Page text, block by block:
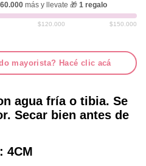
más y llevate 🎁 1 regalo
$120.000 $150.000
mayorista? Hacé clic acá
agua fría o tibia. Se
Secar bien antes de
4CM